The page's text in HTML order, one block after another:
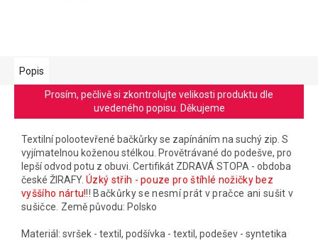
Popis
Prosím, pečlivě si zkontrolujte velikosti produktu dle
uvedeného popisu. Děkujeme
Textilní polootevřené bačkůrky se zapínáním na suchý zip. S
vyjímatelnou koženou stélkou. Provětrávané do podešve, pro
lepší odvod potu z obuvi. Certifikát ZDRAVÁ STOPA - obdoba
české ŽIRAFY. Úzký střih - pouze pro štíhlé nožičky bez
vyššího nártu!!! Bačkůrky se nesmí prát v pračce ani sušit v
sušičce. Země původu: Polsko
Materiál: svršek - textil, podšívka - textil, podešev - syntetika